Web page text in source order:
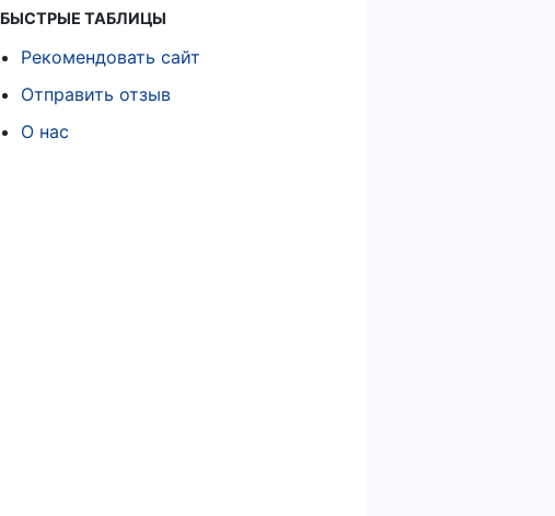
БЫСТРЫЕ ТАБЛИЦЫ
Рекомендовать сайт
Отправить отзыв
О нас